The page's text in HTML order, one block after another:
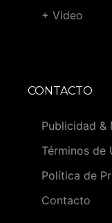
+ Video
CONTACTO
Publicidad &
Términos de
Política de
Contacto